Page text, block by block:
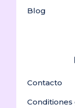
Blog
Contacto